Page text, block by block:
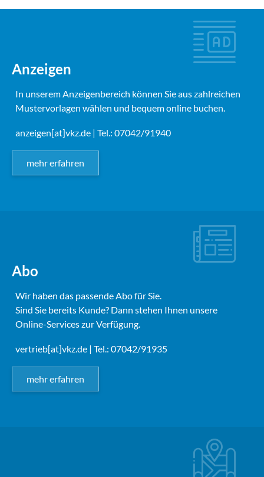
Anzeigen
In unserem Anzeigenbereich können Sie aus zahlreichen
Mustervorlagen wählen und bequem online buchen.
anzeigen[at]vkz.de | Tel.: 07042/91940
mehr erfahren
Abo
Wir haben das passende Abo für Sie.
Sind Sie bereits Kunde? Dann stehen Ihnen unsere
Online-Services zur Verfügung.
vertrieb[at]vkz.de | Tel.: 07042/91935
mehr erfahren